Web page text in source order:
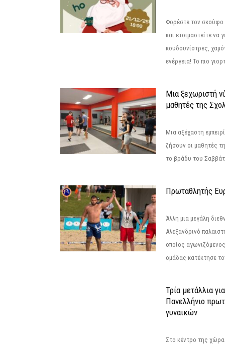
Φορέστε τον σκούφο
και ετοιμαστείτε να
κουδουνίστρες,
ενέργεια! Το πιο
Μια ξεχωριστή
μαθητές της
Μια αξέχαστη
ζήσουν οι μαθητές
το βράδυ του
Πρωταθλητής
Άλλη μια μεγάλη
Αλεξανδρινό
οποίος
ομάδας κατέκτησε
Τρία μετάλλια
Πανελλήνιο
γυναικών
Στο κέντρο της